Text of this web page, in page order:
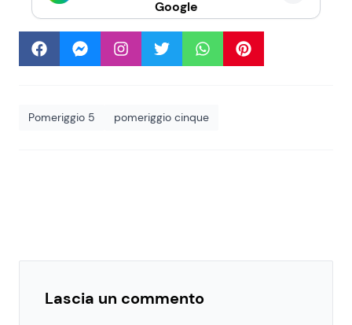
Google
Pomeriggio 5 pomeriggio cinque
Lascia un commento